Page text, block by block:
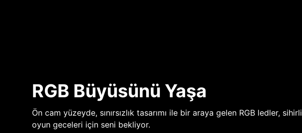
RGB Büyüsünü Yaşa
Ön cam yüzeyde, sınırsızlık tasarımı ile bir araya gelen RGB ledler, sihirli
oyun geceleri için seni bekliyor.